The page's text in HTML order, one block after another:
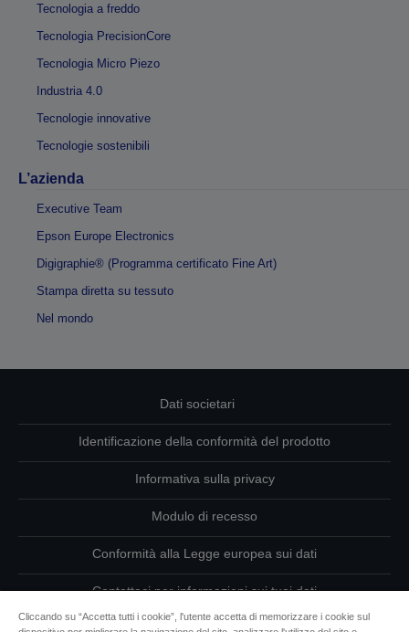
Tecnologia a freddo
Tecnologia PrecisionCore
Tecnologia Micro Piezo
Industria 4.0
Tecnologie innovative
Tecnologie sostenibili
L’azienda
Executive Team
Epson Europe Electronics
Digigraphie® (Programma certificato Fine Art)
Stampa diretta su tessuto
Nel mondo
Dati societari
Identificazione della conformità del prodotto
Informativa sulla privacy
Modulo di recesso
Conformità alla Legge europea sui dati
Contattaci per informazioni sui tuoi dati
Informazioni sui cookie
Cliccando su “Accetta tutti i cookie”, l'utente accetta di memorizzare i cookie sul